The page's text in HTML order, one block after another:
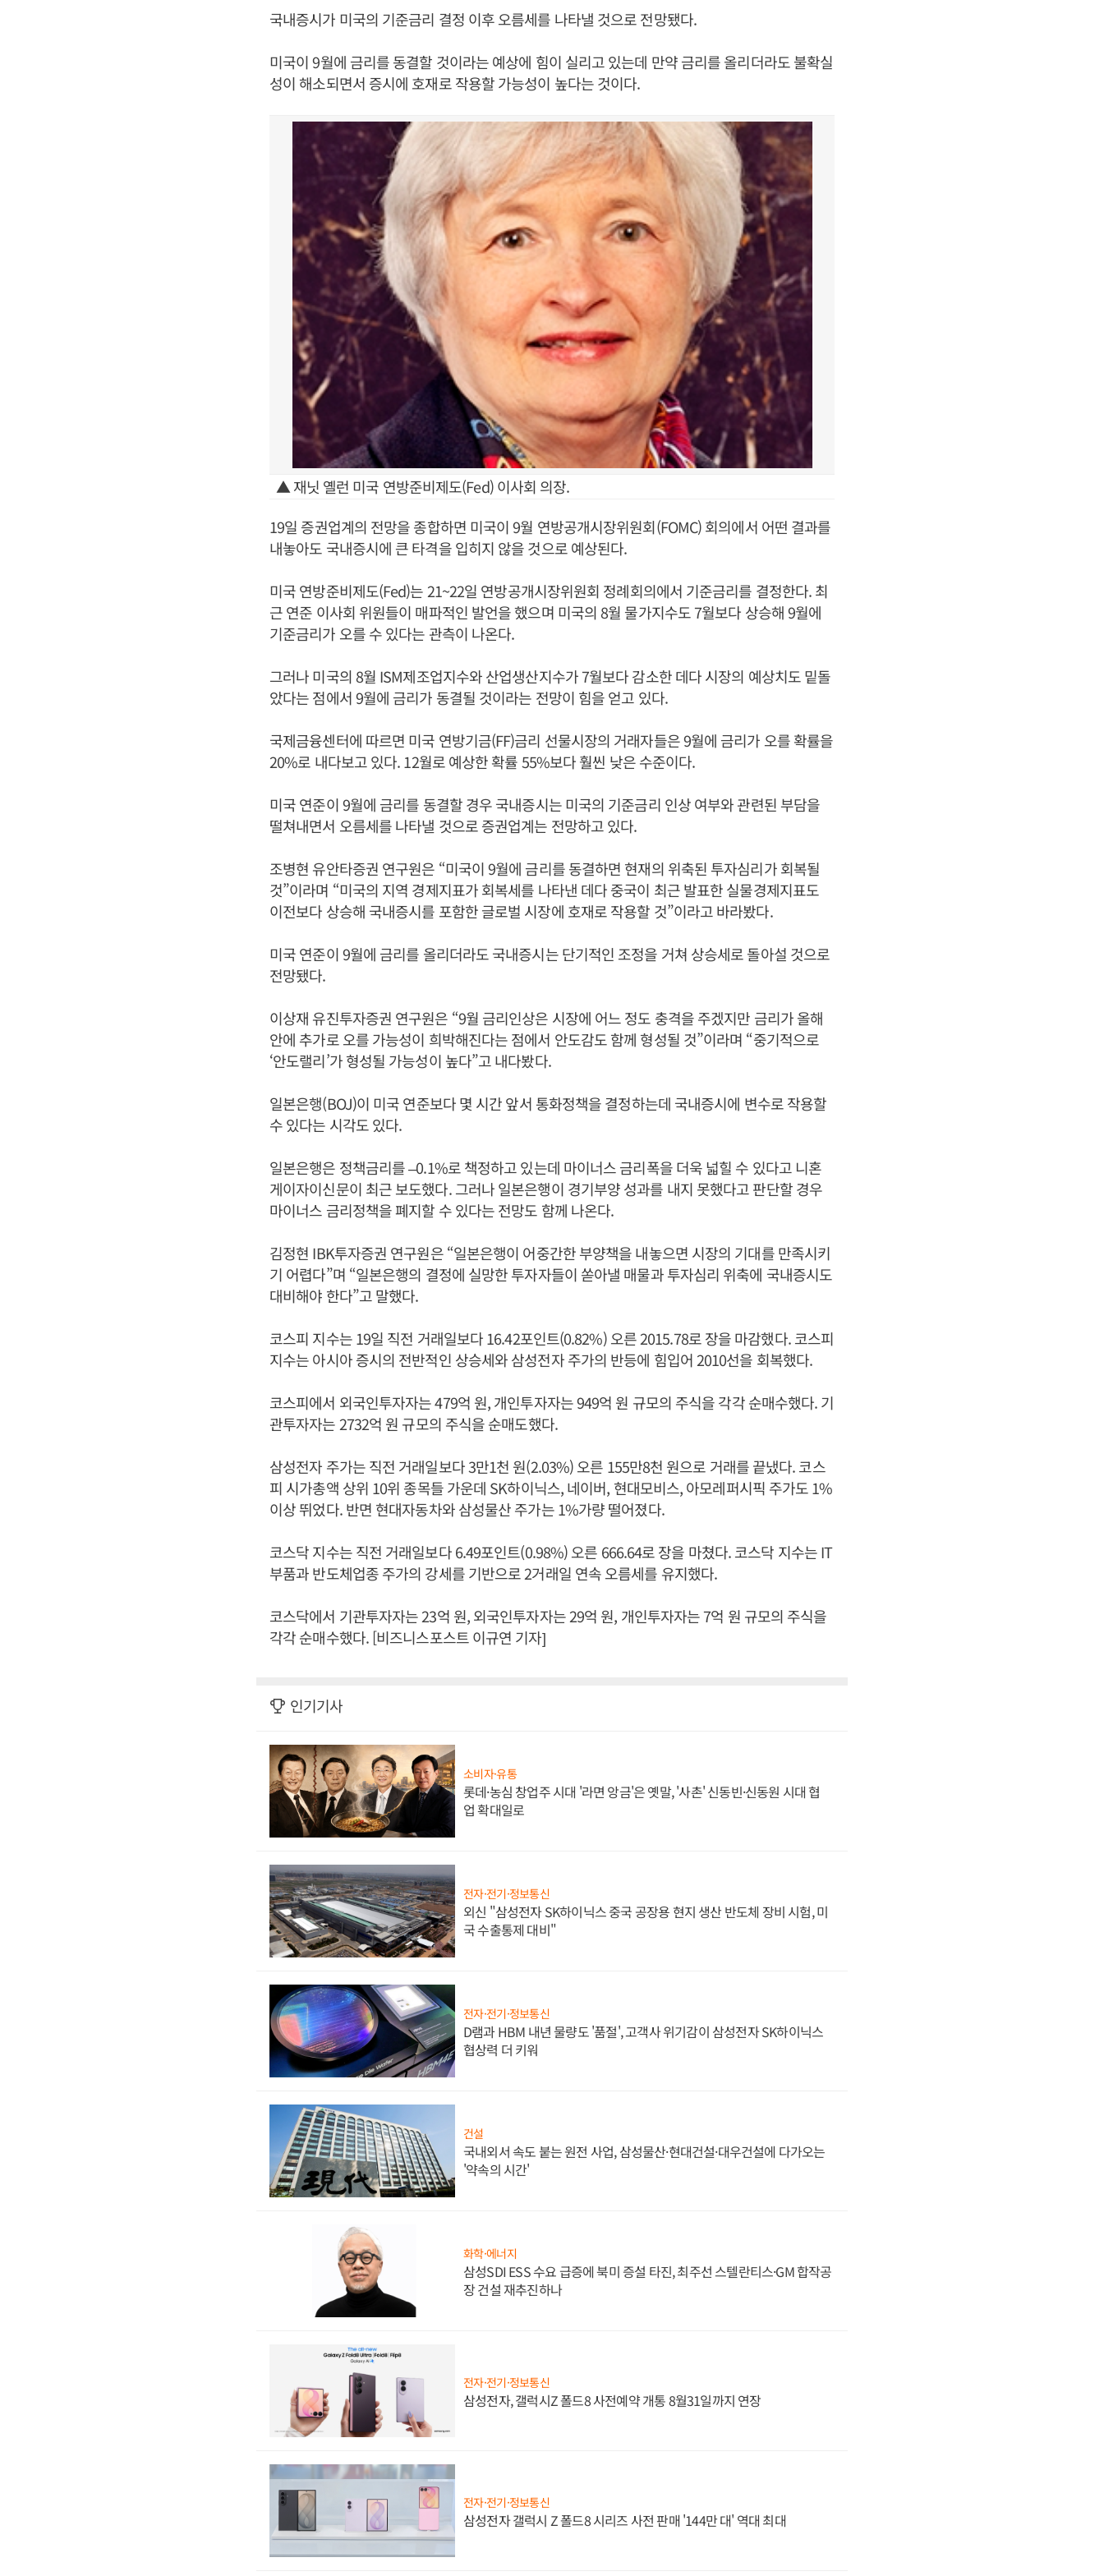
국내증시가 미국의 기준금리 결정 이후 오름세를 나타낼 것으로 전망됐다.
미국이 9월에 금리를 동결할 것이라는 예상에 힘이 실리고 있는데 만약 금리를 올리더라도 불확실
성이 해소되면서 증시에 호재로 작용할 가능성이 높다는 것이다.
▲ 재닛 옐런 미국 연방준비제도(Fed) 이사회 의장.
19일 증권업계의 전망을 종합하면 미국이 9월 연방공개시장위원회(FOMC) 회의에서 어떤 결과를
내놓아도 국내증시에 큰 타격을 입히지 않을 것으로 예상된다.
미국 연방준비제도(Fed)는 21~22일 연방공개시장위원회 정례회의에서 기준금리를 결정한다. 최
근 연준 이사회 위원들이 매파적인 발언을 했으며 미국의 8월 물가지수도 7월보다 상승해 9월에
기준금리가 오를 수 있다는 관측이 나온다.
그러나 미국의 8월 ISM제조업지수와 산업생산지수가 7월보다 감소한 데다 시장의 예상치도 밑돌
았다는 점에서 9월에 금리가 동결될 것이라는 전망이 힘을 얻고 있다.
국제금융센터에 따르면 미국 연방기금(FF)금리 선물시장의 거래자들은 9월에 금리가 오를 확률을
20%로 내다보고 있다. 12월로 예상한 확률 55%보다 훨씬 낮은 수준이다.
미국 연준이 9월에 금리를 동결할 경우 국내증시는 미국의 기준금리 인상 여부와 관련된 부담을
떨쳐내면서 오름세를 나타낼 것으로 증권업계는 전망하고 있다.
조병현 유안타증권 연구원은 “미국이 9월에 금리를 동결하면 현재의 위축된 투자심리가 회복될
것”이라며 “미국의 지역 경제지표가 회복세를 나타낸 데다 중국이 최근 발표한 실물경제지표도
이전보다 상승해 국내증시를 포함한 글로벌 시장에 호재로 작용할 것”이라고 바라봤다.
미국 연준이 9월에 금리를 올리더라도 국내증시는 단기적인 조정을 거쳐 상승세로 돌아설 것으로
전망됐다.
이상재 유진투자증권 연구원은 “9월 금리인상은 시장에 어느 정도 충격을 주겠지만 금리가 올해
안에 추가로 오를 가능성이 희박해진다는 점에서 안도감도 함께 형성될 것”이라며 “중기적으로
‘안도랠리’가 형성될 가능성이 높다”고 내다봤다.
일본은행(BOJ)이 미국 연준보다 몇 시간 앞서 통화정책을 결정하는데 국내증시에 변수로 작용할
수 있다는 시각도 있다.
일본은행은 정책금리를 –0.1%로 책정하고 있는데 마이너스 금리폭을 더욱 넓힐 수 있다고 니혼
게이자이신문이 최근 보도했다. 그러나 일본은행이 경기부양 성과를 내지 못했다고 판단할 경우
마이너스 금리정책을 폐지할 수 있다는 전망도 함께 나온다.
김정현 IBK투자증권 연구원은 “일본은행이 어중간한 부양책을 내놓으면 시장의 기대를 만족시키
기 어렵다”며 “일본은행의 결정에 실망한 투자자들이 쏟아낼 매물과 투자심리 위축에 국내증시도
대비해야 한다”고 말했다.
코스피 지수는 19일 직전 거래일보다 16.42포인트(0.82%) 오른 2015.78로 장을 마감했다. 코스피
지수는 아시아 증시의 전반적인 상승세와 삼성전자 주가의 반등에 힘입어 2010선을 회복했다.
코스피에서 외국인투자자는 479억 원, 개인투자자는 949억 원 규모의 주식을 각각 순매수했다. 기
관투자자는 2732억 원 규모의 주식을 순매도했다.
삼성전자 주가는 직전 거래일보다 3만1천 원(2.03%) 오른 155만8천 원으로 거래를 끝냈다. 코스
피 시가총액 상위 10위 종목들 가운데 SK하이닉스, 네이버, 현대모비스, 아모레퍼시픽 주가도 1%
이상 뛰었다. 반면 현대자동차와 삼성물산 주가는 1%가량 떨어졌다.
코스닥 지수는 직전 거래일보다 6.49포인트(0.98%) 오른 666.64로 장을 마쳤다. 코스닥 지수는 IT
부품과 반도체업종 주가의 강세를 기반으로 2거래일 연속 오름세를 유지했다.
코스닥에서 기관투자자는 23억 원, 외국인투자자는 29억 원, 개인투자자는 7억 원 규모의 주식을
각각 순매수했다. [비즈니스포스트 이규연 기자]
인기기사
소비자·유통
롯데·농심 창업주 시대 '라면 앙금'은 옛말, '사촌' 신동빈·신동원 시대 협
업 확대일로
전자·전기·정보통신
외신 "삼성전자 SK하이닉스 중국 공장용 현지 생산 반도체 장비 시험, 미
국 수출통제 대비"
전자·전기·정보통신
D램과 HBM 내년 물량도 '품절', 고객사 위기감이 삼성전자 SK하이닉스
협상력 더 키워
건설
국내외서 속도 붙는 원전 사업, 삼성물산·현대건설·대우건설에 다가오는
'약속의 시간'
화학·에너지
삼성SDI ESS 수요 급증에 북미 증설 타진, 최주선 스텔란티스·GM 합작공
장 건설 재추진하나
전자·전기·정보통신
삼성전자, 갤럭시Z 폴드8 사전예약 개통 8월31일까지 연장
전자·전기·정보통신
삼성전자 갤럭시 Z 폴드8 시리즈 사전 판매 '144만 대' 역대 최대